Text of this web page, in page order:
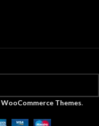
WooCommerce Themes.